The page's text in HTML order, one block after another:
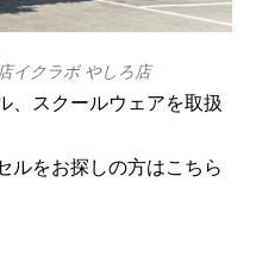
イクラボ やしろ店
、スクールウェアを取扱
ルをお探しの方はこちら